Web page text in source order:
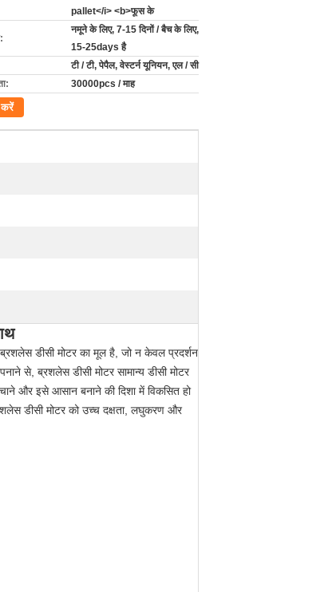
pallet</i> <b>फूस के
नमूने के लिए, 7-15 दिनों / बैच के लिए,
15-25days है
टी / टी, पेपैल, वेस्टर्न यूनियन, एल / सी
30000pcs / माह
करें
ब्रशलेस डीसी मोटर का मूल है, जो न केवल प्रदर्शन
से, ब्रशलेस डीसी मोटर सामान्य डीसी मोटर
और इसे आसान बनाने की दिशा में विकसित हो
डीसी मोटर को उच्च दक्षता, लघुकरण और